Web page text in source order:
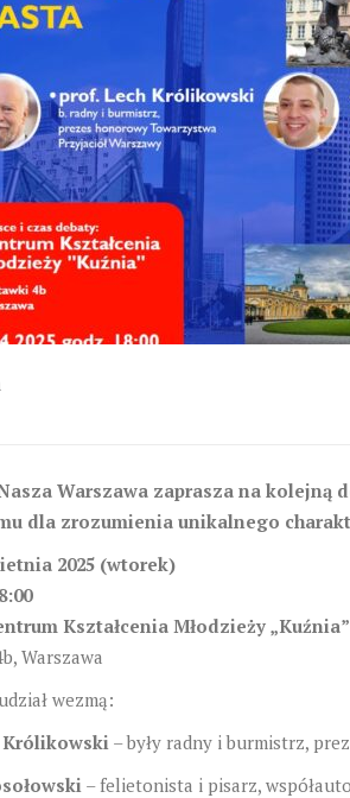
Warszawa zaprasza na kolejną
dla zrozumienia unikalnego
2025 (wtorek)
Kształcenia Młodzieży „Kuźnia”
Warszawa
wezmą:
Królikowski – były radny i burmistrz,
– felietonista i pisarz,